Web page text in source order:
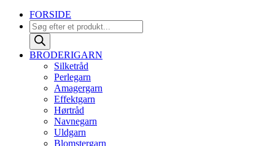
FORSIDE
Products
search
BRODERIGARN
Silketråd
Perlegarn
Amagergarn
Effektgarn
Hørtråd
Navnegarn
Uldgarn
Blomstergarn